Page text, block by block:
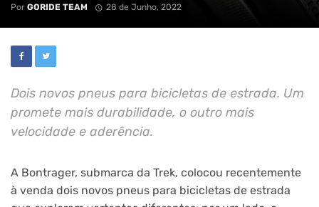
Por GORIDE TEAM 28 de Junho, 2022
Dois novos pneus para bicicletas de estrada. Um
promete mais durabilidade, o outro mais
velocidade e aderência.
A Bontrager, submarca da Trek, colocou recentemente
à venda dois novos pneus para bicicletas de estrada